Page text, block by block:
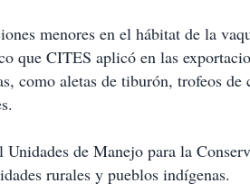
menores en el hábitat de la
que CITES aplicó en las
como aletas de tiburón, trofeos
Unidades de Manejo para la
rurales y pueblos indígenas.